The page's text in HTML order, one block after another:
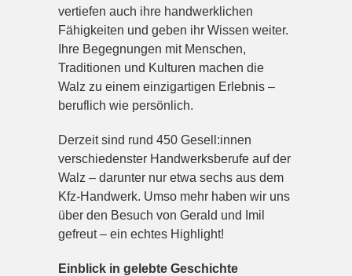
vertiefen auch ihre handwerklichen
Fähigkeiten und geben ihr Wissen weiter.
Ihre Begegnungen mit Menschen,
Traditionen und Kulturen machen die
Walz zu einem einzigartigen Erlebnis –
beruflich wie persönlich.
Derzeit sind rund 450 Gesell:innen
verschiedenster Handwerksberufe auf der
Walz – darunter nur etwa sechs aus dem
Kfz-Handwerk. Umso mehr haben wir uns
über den Besuch von Gerald und Imil
gefreut – ein echtes Highlight!
Einblick in gelebte Geschichte